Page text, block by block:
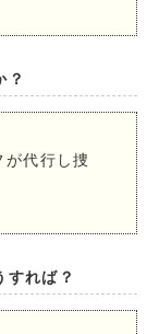
？
代行し捜
すれば？